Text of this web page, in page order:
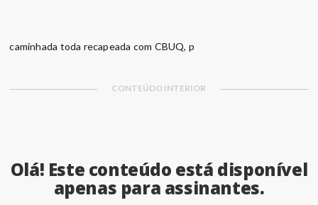
caminhada toda recapeada com CBUQ, p
CONTEÚDO INTERIOR
Olá! Este conteúdo está disponível
apenas para assinantes.